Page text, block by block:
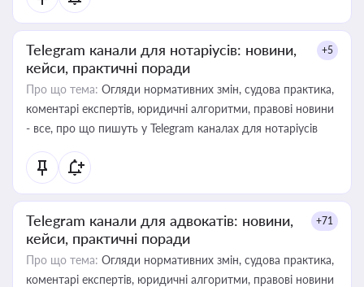
Telegram канали для нотаріусів: новини,
кейси, практичні поради
+5
Про що тема: Огляди нормативних змін, судова практика,
коментарі експертів, юридичні алгоритми, правові новини
- все, про що пишуть у Telegram каналах для нотаріусів
Telegram канали для адвокатів: новини,
кейси, практичні поради
+71
Про що тема: Огляди нормативних змін, судова практика,
коментарі експертів, юридичні алгоритми, правові новини